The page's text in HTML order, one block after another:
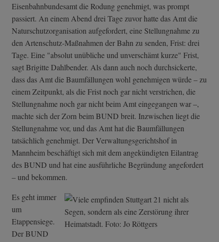
Eisenbahnbundesamt die Rodung genehmigt, was prompt
passiert. An einem Abend drei Tage zuvor hatte das Amt die
Naturschutzorganisation aufgefordert, eine Stellungnahme zu
den Artenschutz-Maßnahmen der Bahn zu senden, Frist: drei
Tage. Eine "absolut unübliche und unverschämt kurze" Frist,
sagt Brigitte Dahlbender. Als dann auch noch durchsickerte,
dass das Amt die Baumfällungen wohl genehmigen würde – zu
einem Zeitpunkt, als die Frist noch gar nicht verstrichen, die
Stellungnahme noch gar nicht beim Amt eingegangen war –,
machte sich der Zorn beim BUND breit. Inzwischen liegt die
Stellungnahme vor, und das Amt hat die Baumfällungen
tatsächlich genehmigt. Der Verwaltungsgerichtshof in
Mannheim beschäftigt sich mit dem angekündigten Eilantrag
des BUND und hat eine ausführliche Begründung angefordert
– und bekommen.
Es geht immer
um
Etappensiege.
Der BUND